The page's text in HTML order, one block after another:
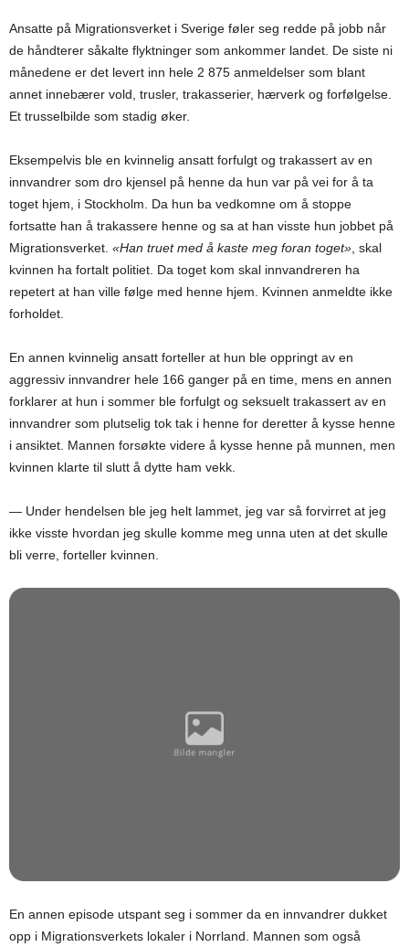
Ansatte på Migrationsverket i Sverige føler seg redde på jobb når
de håndterer såkalte flyktninger som ankommer landet. De siste ni
månedene er det levert inn hele 2 875 anmeldelser som blant
annet innebærer vold, trusler, trakasserier, hærverk og forfølgelse.
Et trusselbilde som stadig øker.
Eksempelvis ble en kvinnelig ansatt forfulgt og trakassert av en
innvandrer som dro kjensel på henne da hun var på vei for å ta
toget hjem, i Stockholm. Da hun ba vedkomne om å stoppe
fortsatte han å trakassere henne og sa at han visste hun jobbet på
Migrationsverket. «Han truet med å kaste meg foran toget» , skal
kvinnen ha fortalt politiet. Da toget kom skal innvandreren ha
repetert at han ville følge med henne hjem. Kvinnen anmeldte ikke
forholdet.
En annen kvinnelig ansatt forteller at hun ble oppringt av en
aggressiv innvandrer hele 166 ganger på en time, mens en annen
forklarer at hun i sommer ble forfulgt og seksuelt trakassert av en
innvandrer som plutselig tok tak i henne for deretter å kysse henne
i ansiktet. Mannen forsøkte videre å kysse henne på munnen, men
kvinnen klarte til slutt å dytte ham vekk.
— Under hendelsen ble jeg helt lammet, jeg var så forvirret at jeg
ikke visste hvordan jeg skulle komme meg unna uten at det skulle
bli verre, forteller kvinnen.
En annen episode utspant seg i sommer da en innvandrer dukket
opp i Migrationsverkets lokaler i Norrland. Mannen som også